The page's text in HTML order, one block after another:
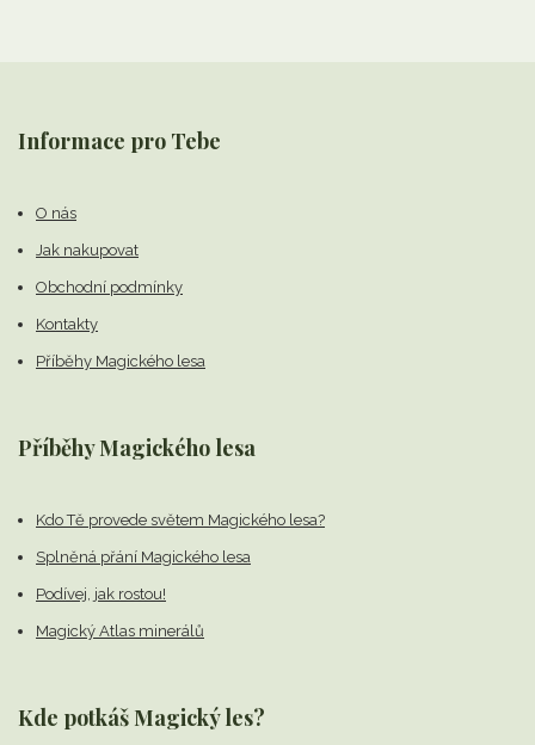
Informace pro Tebe
O nás
Jak nakupovat
Obchodní podmínky
Kontakty
Příběhy Magického lesa
Příběhy Magického lesa
Kdo Tě provede světem Magického lesa?
Splněná přání Magického lesa
Podívej, jak rostou!
Magický Atlas minerálů
Kde potkáš Magický les?